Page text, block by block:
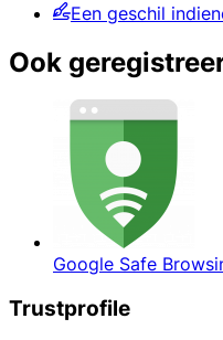
Een geschil
Ook
Google Safe
Trustprofile